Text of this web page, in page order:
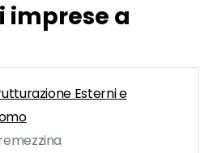
imprese a
Esterni e